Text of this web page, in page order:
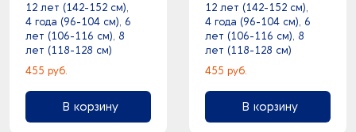
12 лет (142-152 см),
4 года (96-104 см), 6
лет (106-116 см), 8
лет (118-128 см)
455 руб.
В корзину
12 лет (142-152 см),
4 года (96-104 см), 6
лет (106-116 см), 8
лет (118-128 см)
455 руб.
В корзину